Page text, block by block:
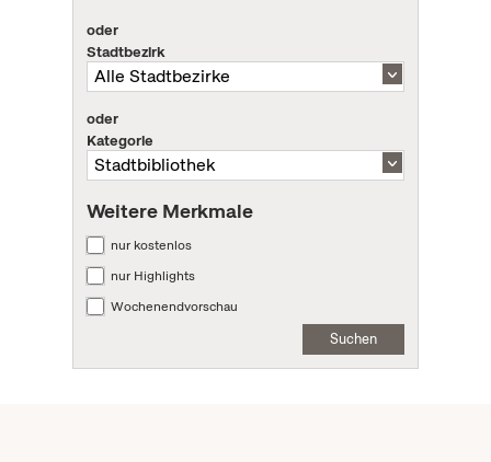
oder
Stadtbezirk
oder
Kategorie
Weitere Merkmale
nur kostenlos
nur Highlights
Wochenendvorschau
Suchen